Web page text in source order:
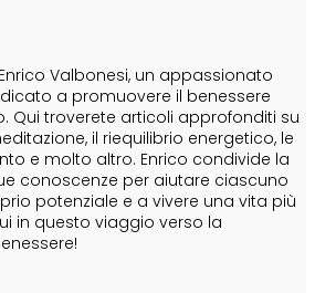
Valbonesi, un appassionato
a promuovere il benessere
Qui troverete articoli approfonditi su
il riequilibrio energetico, le
e molto altro. Enrico condivide la
conoscenze per aiutare ciascuno
potenziale e a vivere una vita più
in questo viaggio verso la